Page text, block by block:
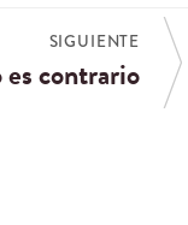
SIGUIENTE
contrario